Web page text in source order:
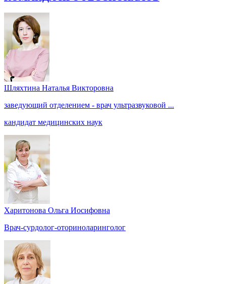
Шляхтина Наталья Викторовна
заведующий отделением - врач ультразвуковой ...
кандидат медицинских наук
Харитонова Ольга Иосифовна
Врач-сурдолог-оториноларинголог